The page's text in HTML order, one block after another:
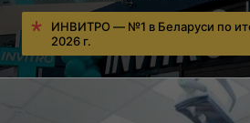
ИНВИТРО — №1 в Беларуси по
2026 г.